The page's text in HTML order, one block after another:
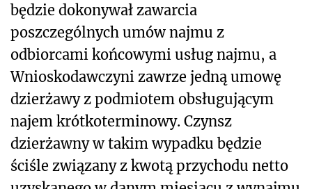
będzie dokonywał zawarcia
poszczególnych umów najmu z
odbiorcami końcowymi usług najmu, a
Wnioskodawczyni zawrze jedną umowę
dzierżawy z podmiotem obsługującym
najem krótkoterminowy. Czynsz
dzierżawny w takim wypadku będzie
ściśle związany z kwotą przychodu netto